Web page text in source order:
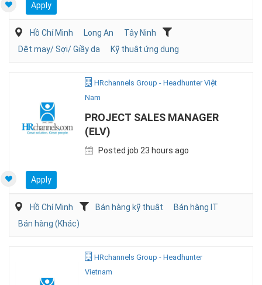
Apply
Hồ Chí Minh Long An
Tây Ninh
Dệt may/ Sợi/ Giầy da
Kỹ thuật ứng dụng
HRchannels Group - Headhunter Việt
Nam
PROJECT SALES MANAGER
(ELV)
Posted job 23 hours ago
Apply
Hồ Chí Minh Bán hàng kỹ thuật
Bán hàng IT
Bán hàng (Khác)
HRchannels Group - Headhunter
Vietnam